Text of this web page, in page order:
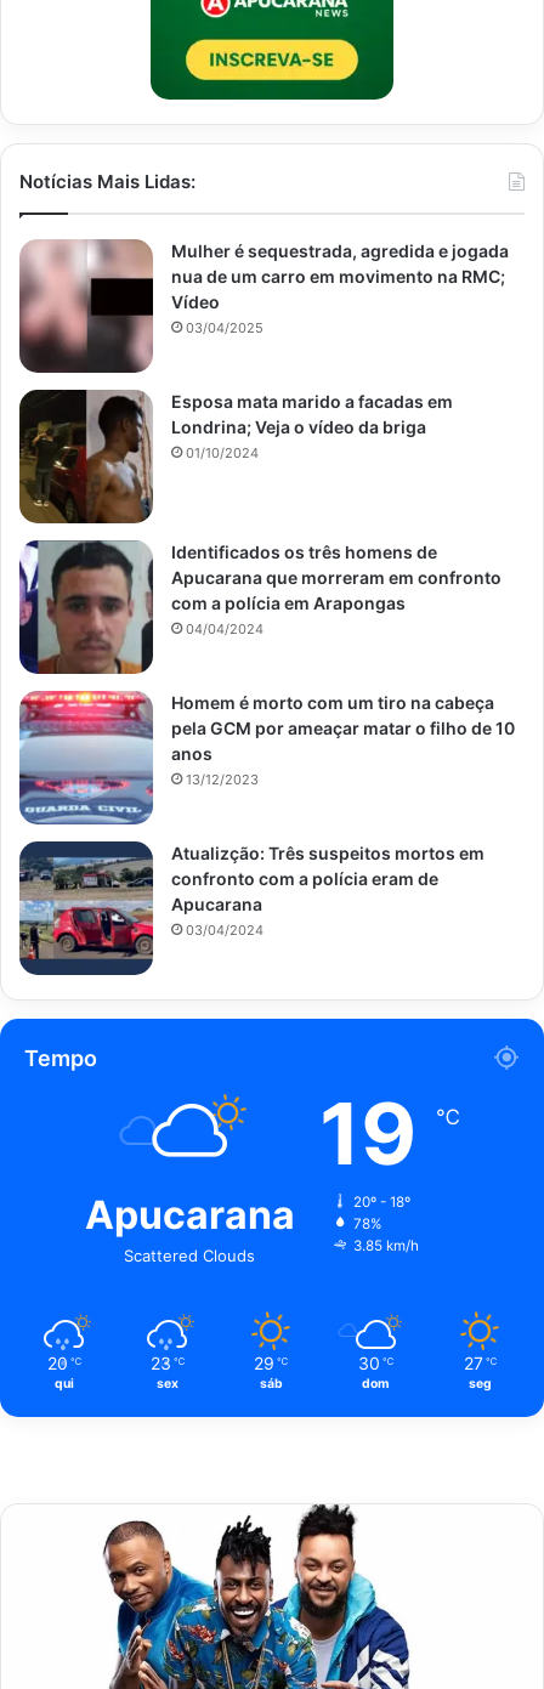
Notícias Mais Lidas:
Mulher é sequestrada, agredida e jogada
nua de um carro em movimento na RMC;
Vídeo
03/04/2025
Esposa mata marido a facadas em
Londrina; Veja o vídeo da briga
01/10/2024
Identificados os três homens de
Apucarana que morreram em confronto
com a polícia em Arapongas
04/04/2024
Homem é morto com um tiro na cabeça
pela GCM por ameaçar matar o filho de 10
anos
13/12/2023
Atualizção: Três suspeitos mortos em
confronto com a polícia eram de
Apucarana
03/04/2024
Tempo
Apucarana
Scattered Clouds
19 ℃
20º - 18º
78%
3.85 km/h
20 ℃
qui
23 ℃
sex
29 ℃
sáb
30 ℃
dom
27 ℃
seg